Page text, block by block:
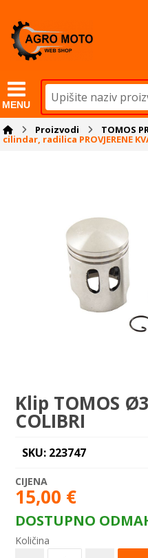
MENU
Proizvodi TOMOS
cilindar, radilica PROVJERENE
Klip TOMOS
COLIBRI
SKU: 223747
15,00 €
DOSTUPNO